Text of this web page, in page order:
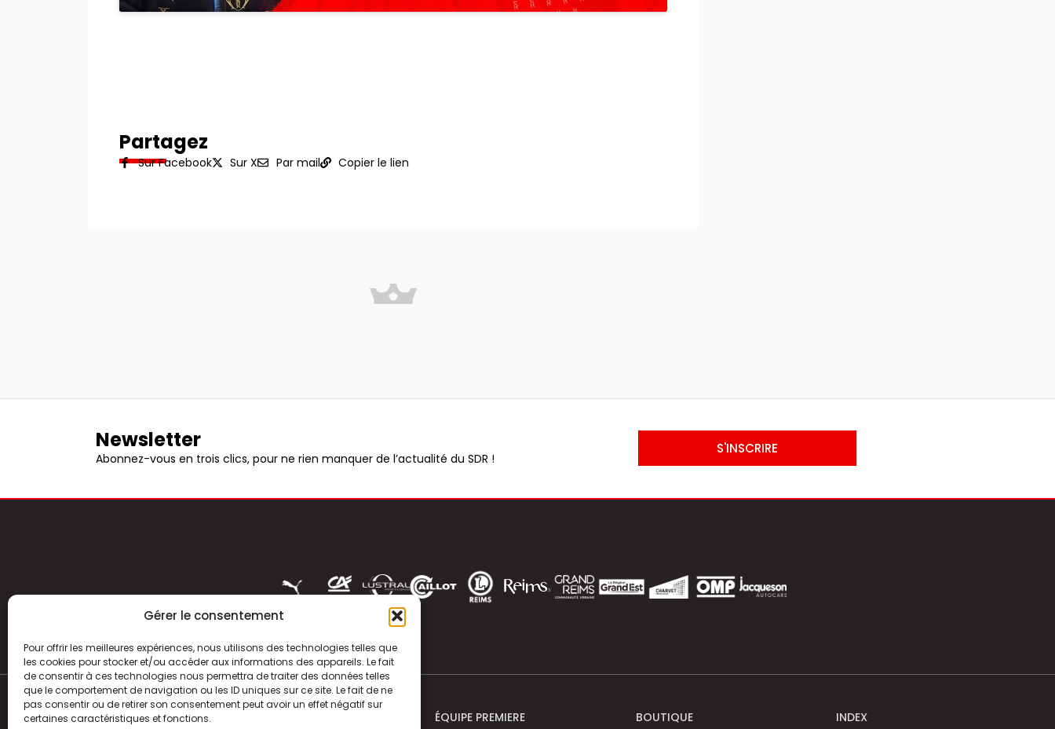
Gérer le consentement
Pour offrir les meilleures expériences, nous utilisons des technologies telles que
les cookies pour stocker et/ou accéder aux informations des appareils. Le fait
de consentir à ces technologies nous permettra de traiter des données telles
que le comportement de navigation ou les ID uniques sur ce site. Le fait de ne
pas consentir ou de retirer son consentement peut avoir un effet négatif sur
certaines caractéristiques et fonctions.
Partagez
Sur Facebook Sur X Par mail Copier le lien
Newsletter
Abonnez-vous en trois clics, pour ne rien manquer de l’actualité du SDR !
S'INSCRIRE
ÉQUIPE PREMIERE BOUTIQUE INDEX